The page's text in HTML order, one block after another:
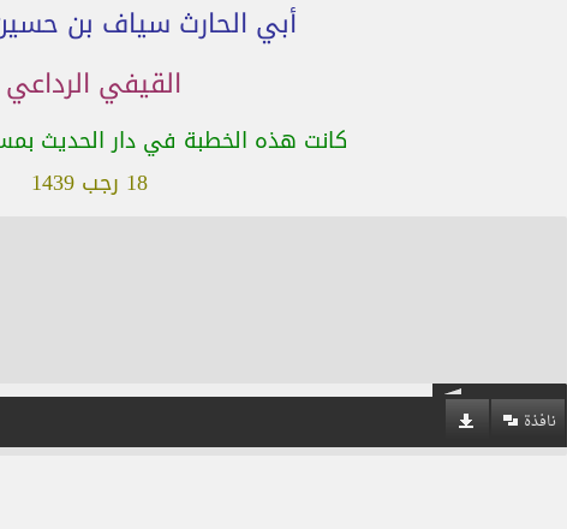
أبي الحارث سياف بن
القيفي الرداعي
كانت هذه الخطبة في دار الحديث
18 رجب 1439
نافذة